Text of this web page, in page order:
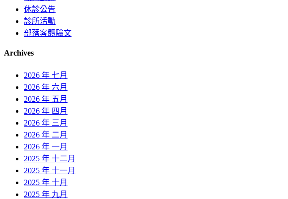
休診公告
診所活動
部落客體驗文
Archives
2026 年 七月
2026 年 六月
2026 年 五月
2026 年 四月
2026 年 三月
2026 年 二月
2026 年 一月
2025 年 十二月
2025 年 十一月
2025 年 十月
2025 年 九月